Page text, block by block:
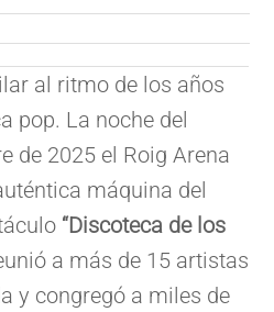
al ritmo de los años
pop. La noche del
de 2025 el Roig Arena
máquina del
“Discoteca de los
a más de 15 artistas
y congregó a miles de